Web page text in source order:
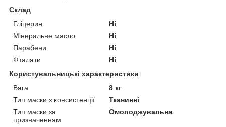
Склад
Гліцерин
Ні
Мінеральне масло
Ні
Парабени
Ні
Фталати
Ні
Користувальницькі характеристики
Вага
8 кг
Тип маски з консистенції
Тканинні
Тип маски за
призначенням
Омолоджувальна